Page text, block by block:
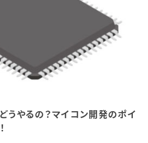
うやるの？マイコン開発のポイ